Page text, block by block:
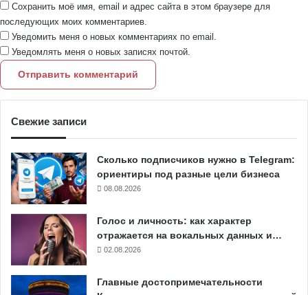
Сохранить моё имя, email и адрес сайта в этом браузере для
последующих моих комментариев.
Уведомить меня о новых комментариях по email.
Уведомлять меня о новых записях почтой.
Свежие записи
Сколько подписчиков нужно в Telegram:
ориентиры под разные цели бизнеса
08.08.2026
Голос и личность: как характер
отражается на вокальных данных и…
02.08.2026
Главные достопримечательности